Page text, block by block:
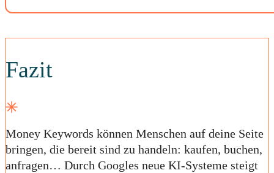
Fazit
Money Keywords können Menschen auf deine Seite
bringen, die bereit sind zu handeln: kaufen, buchen,
anfragen… Durch Googles neue KI-Systeme steigt